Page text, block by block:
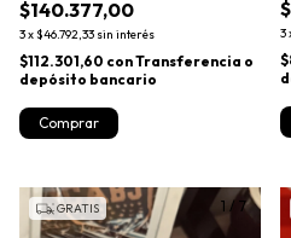
$140.377,00
3x$46.792,33 sin interés
$112.301,60 conTransferencia o
depósito bancario
Comprar
3
1 / 7
GRATIS